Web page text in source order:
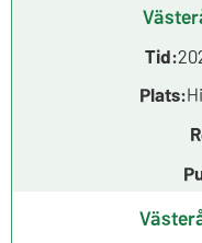
Tid:
Plats: